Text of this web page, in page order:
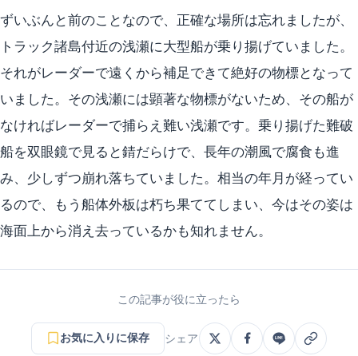
ずいぶんと前のことなので、正確な場所は忘れましたが、
トラック諸島付近の浅瀬に大型船が乗り揚げていました。
それがレーダーで遠くから補足できて絶好の物標となって
いました。その浅瀬には顕著な物標がないため、その船が
なければレーダーで捕らえ難い浅瀬です。乗り揚げた難破
船を双眼鏡で見ると錆だらけで、長年の潮風で腐食も進
み、少しずつ崩れ落ちていました。相当の年月が経ってい
るので、もう船体外板は朽ち果ててしまい、今はその姿は
海面上から消え去っているかも知れません。
この記事が役に立ったら
お気に入りに保存 シェア